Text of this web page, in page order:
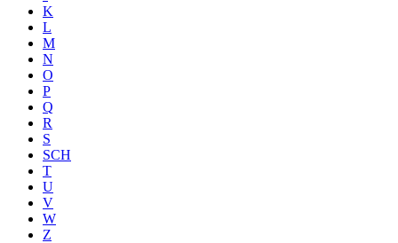
K
L
M
N
O
P
Q
R
S
SCH
T
U
V
W
Z